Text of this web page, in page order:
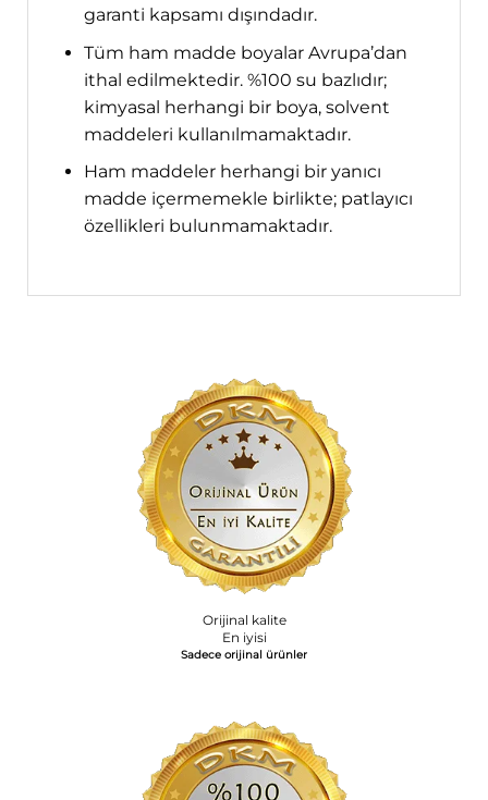
garanti kapsamı dışındadır.
Tüm ham madde boyalar Avrupa’dan
ithal edilmektedir. %100 su bazlıdır;
kimyasal herhangi bir boya, solvent
maddeleri kullanılmamaktadır.
Ham maddeler herhangi bir yanıcı
madde içermemekle birlikte; patlayıcı
özellikleri bulunmamaktadır.
Orijinal kalite
En iyisi
Sadece orijinal ürünler